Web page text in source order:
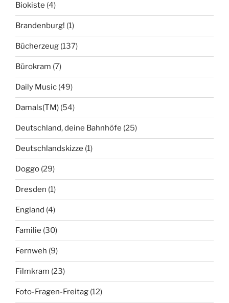
Biokiste (4)
Brandenburg! (1)
Bücherzeug (137)
Bürokram (7)
Daily Music (49)
Damals(TM) (54)
Deutschland, deine Bahnhöfe (25)
Deutschlandskizze (1)
Doggo (29)
Dresden (1)
England (4)
Familie (30)
Fernweh (9)
Filmkram (23)
Foto-Fragen-Freitag (12)